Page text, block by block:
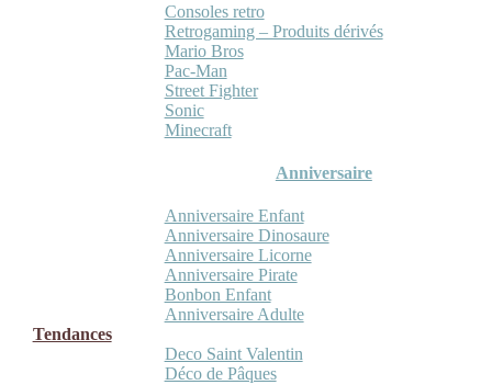
Consoles retro
Retrogaming – Produits dérivés
Mario Bros
Pac-Man
Street Fighter
Sonic
Minecraft
Anniversaire
Anniversaire Enfant
Anniversaire Dinosaure
Anniversaire Licorne
Anniversaire Pirate
Bonbon Enfant
Anniversaire Adulte
Tendances
Deco Saint Valentin
Déco de Pâques